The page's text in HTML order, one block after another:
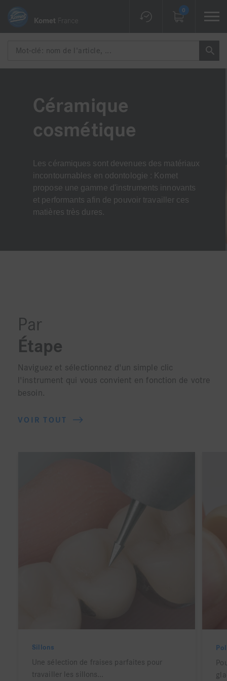
0
Céramique
cosmétique
Les céramiques sont devenues des matériaux
incontournables en odontologie : Komet
propose une gamme d'instruments innovants
et performants afin de pouvoir travailler ces
matières très dures.
Par
Étape
Naviguez et sélectionnez d'un simple clic
l'instrument qui vous convient en fonction de votre
besoin.
VOIR TOUT
Sillons
Une sélection de fraises parfaites pour
travailler les sillons...